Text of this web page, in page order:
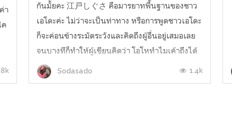
า
น
กันมั้ยคะ 江戸しぐさ คือมารยาทพื้นฐานของชาว
เอโดะค่ะ ไม่ว่าจะเป็นท่าทาง หรือการพูดชาวเอโดะ
ก็จะค่อนข้างระมัดระวังและคิดถึงผู้อื่นอยู่เสมอเลย
จนบางทีก็ทำให้ผู้เขียนคิดว่า โอโหทำไมเค้าถึงได้
คิดถึงคนอื่นได้ขนาดนี้นะอยากรู้มั้ยคะว่าชาวเอโดะ
มารยาทดีขนาดไหน มาลองอ่านกันได้เ...
Sodasado 1.4k